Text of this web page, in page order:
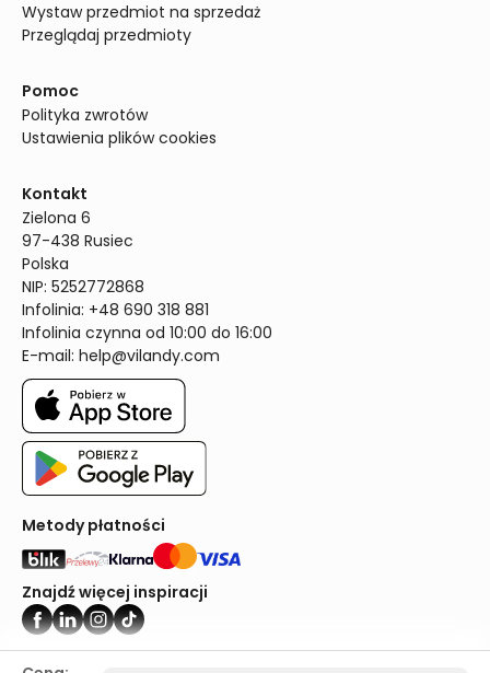
Wystaw przedmiot na sprzedaż
Przeglądaj przedmioty
Pomoc
Polityka zwrotów
Ustawienia plików cookies
Kontakt
Zielona 6
97-438 Rusiec
Polska
NIP: 5252772868
Infolinia: +48 690 318 881
Infolinia czynna od 10:00 do 16:00
E-mail: help@vilandy.com
Metody płatności
Znajdź więcej inspiracji
Vilandy ©2024